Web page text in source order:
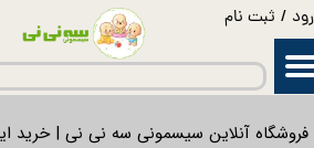
/ ثبت نام
حساب کاربری من
فروشگاه آنلاین سیسمونی سه نی نی | خرید